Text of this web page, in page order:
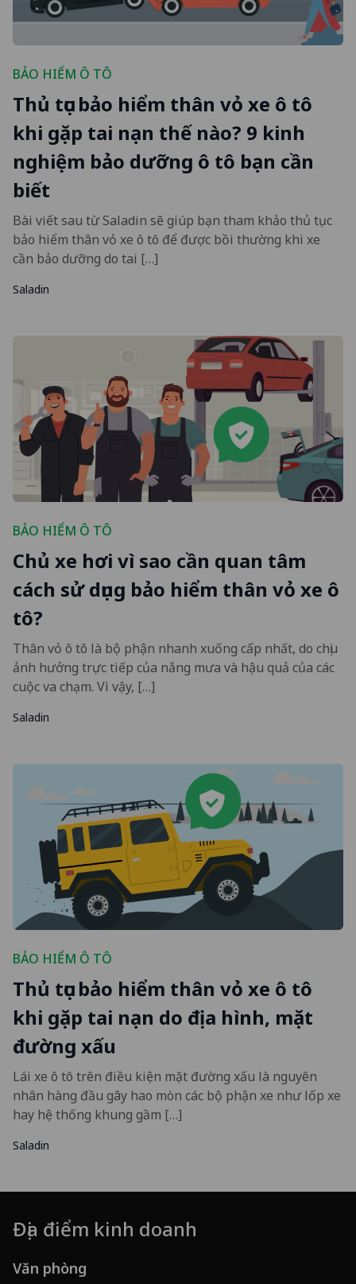
BẢO HIỂM Ô TÔ
Thủ tục bảo hiểm thân vỏ xe ô tô
khi gặp tai nạn thế nào? 9 kinh
nghiệm bảo dưỡng ô tô bạn cần
biết
Bài viết sau từ Saladin sẽ giúp bạn tham khảo thủ tục
bảo hiểm thân vỏ xe ô tô để được bồi thường khi xe
cần bảo dưỡng do tai […]
Saladin
BẢO HIỂM Ô TÔ
Chủ xe hơi vì sao cần quan tâm
cách sử dụng bảo hiểm thân vỏ xe ô
tô?
Thân vỏ ô tô là bộ phận nhanh xuống cấp nhất, do chịu
ảnh hưởng trực tiếp của nắng mưa và hậu quả của các
cuộc va chạm. Vì vậy, […]
Saladin
BẢO HIỂM Ô TÔ
Thủ tục bảo hiểm thân vỏ xe ô tô
khi gặp tai nạn do địa hình, mặt
đường xấu
Lái xe ô tô trên điều kiện mặt đường xấu là nguyên
nhân hàng đầu gây hao mòn các bộ phận xe như lốp xe
hay hệ thống khung gầm […]
Saladin
Địa điểm kinh doanh
Văn phòng